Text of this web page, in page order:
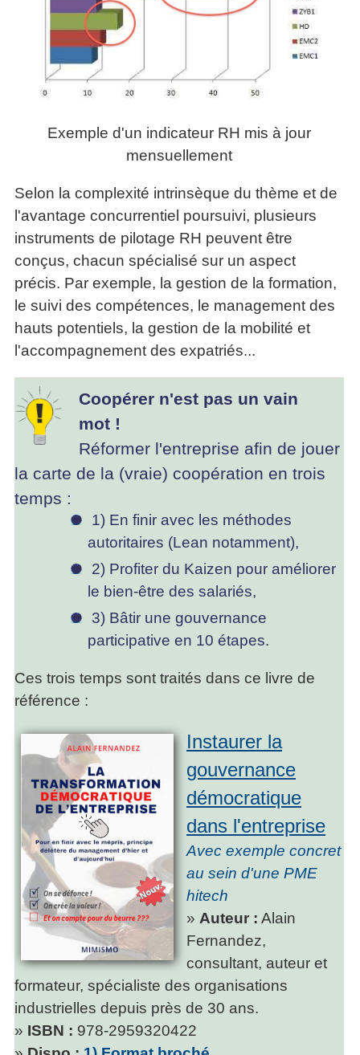
Exemple d'un indicateur RH mis à jour
mensuellement
Selon la complexité intrinsèque du thème et de
l'avantage concurrentiel poursuivi, plusieurs
instruments de pilotage RH peuvent être
conçus, chacun spécialisé sur un aspect
précis. Par exemple, la gestion de la formation,
le suivi des compétences, le management des
hauts potentiels, la gestion de la mobilité et
l'accompagnement des expatriés...
Coopérer n'est pas un vain
mot !
Réformer l'entreprise afin de jouer
la carte de la (vraie) coopération en trois
temps :
1) En finir avec les méthodes
autoritaires (Lean notamment),
2) Profiter du Kaizen pour améliorer
le bien-être des salariés,
3) Bâtir une gouvernance
participative en 10 étapes.
Ces trois temps sont traités dans ce livre de
référence :
Instaurer la
gouvernance
démocratique
dans l'entreprise
Avec exemple concret
au sein d'une PME
hitech
» Auteur : Alain
Fernandez,
consultant, auteur et
formateur, spécialiste des organisations
industrielles depuis près de 30 ans.
» ISBN : 978-2959320422